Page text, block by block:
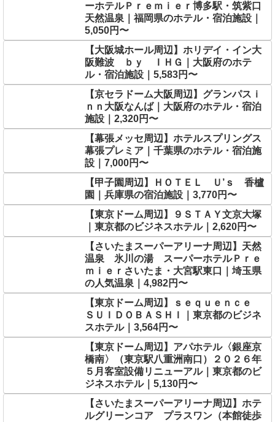
ーホテルＰｒｅｍｉｅｒ博多駅・筑紫口
天然温泉｜福岡県のホテル・宿泊施設｜
5,050円〜
【大阪城ホール周辺】ホリデイ・イン大
阪難波 ｂｙ ＩＨＧ｜大阪府のホテ
ル・宿泊施設｜5,583円〜
【京セラドーム大阪周辺】グランパスｉ
ｎｎ大阪なんば｜大阪府のホテル・宿泊
施設｜2,320円〜
【幕張メッセ周辺】ホテルスプリングス
幕張プレミア｜千葉県のホテル・宿泊施
設｜7,000円〜
【甲子園周辺】ＨＯＴＥＬ Ｕ’ｓ 香櫨
園｜兵庫県の宿泊施設｜3,770円〜
【東京ドーム周辺】９ＳＴＡＹ文京大塚
｜東京都のビジネスホテル｜2,620円〜
【さいたまスーパーアリーナ周辺】天然
温泉 氷川の湯 スーパーホテルＰｒｅ
ｍｉｅｒさいたま・大宮駅東口｜埼玉県
の人気温泉｜4,982円〜
【東京ドーム周辺】ｓｅｑｕｅｎｃｅ
ＳＵＩＤＯＢＡＳＨＩ｜東京都のビジネ
スホテル｜3,564円〜
【東京ドーム周辺】アパホテル〈銀座京
橋南〉（東京駅八重洲南口）２０２６年
５月客室設備リニューアル｜東京都のビ
ジネスホテル｜5,130円〜
【さいたまスーパーアリーナ周辺】ホテ
ルグリーンコア プラスワン（本館徒歩